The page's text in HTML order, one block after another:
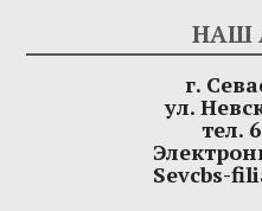
НАШ
г.
ул.
тел.
Sevcbs-